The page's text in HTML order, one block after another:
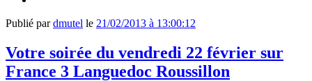
Publié pardmutel le 21/02/2013 à 13:00:12
Votre soirée du vendredi 22 février sur
France 3 Languedoc Roussillon